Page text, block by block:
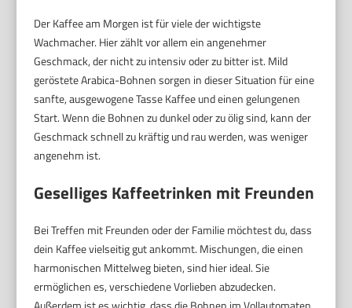
Der Kaffee am Morgen ist für viele der wichtigste
Wachmacher. Hier zählt vor allem ein angenehmer
Geschmack, der nicht zu intensiv oder zu bitter ist. Mild
geröstete Arabica-Bohnen sorgen in dieser Situation für eine
sanfte, ausgewogene Tasse Kaffee und einen gelungenen
Start. Wenn die Bohnen zu dunkel oder zu ölig sind, kann der
Geschmack schnell zu kräftig und rau werden, was weniger
angenehm ist.
Geselliges Kaffeetrinken mit Freunden
Bei Treffen mit Freunden oder der Familie möchtest du, dass
dein Kaffee vielseitig gut ankommt. Mischungen, die einen
harmonischen Mittelweg bieten, sind hier ideal. Sie
ermöglichen es, verschiedene Vorlieben abzudecken.